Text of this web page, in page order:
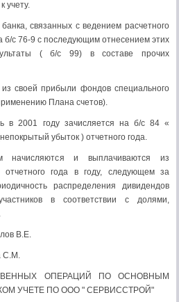
учету.
связанных с ведением расчетного
б/с 76-9 с последующим отнесением этих
( б/с 99) в составе прочих
своей прибыли фондов специального
Плана счетов).
в 2001 году зачисляется на б/с 84 «
убыток ) отчетного года.
начисляются и выплачиваются из
отчетного года в году, следующем за
распределения дивидендов
в соответствии с долями,
В.Е.
С.М.
ОПЕРАЦИЙ ПО ОСНОВНЫМ
УЧЕТЕ ПО ООО " СЕРВИССТРОЙ"